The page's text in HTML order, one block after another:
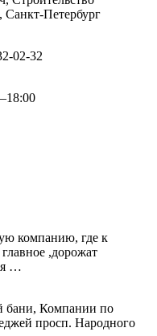
Санкт-Петербург
02-32
компанию, где к
,дорожат
…
бани, Компании по
просп. Народного